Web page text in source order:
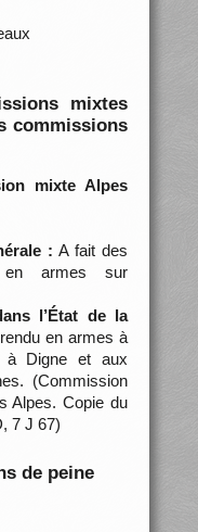
mixtes
commissions
mixte Alpes
: A fait des
en armes sur
l’État de la
en armes à
à Digne et aux
(Commission
Alpes. Copie du
7 J 67)
de peine